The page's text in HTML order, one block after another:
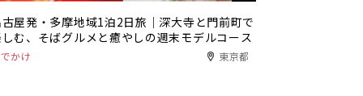
屋発・多摩地域1泊2日旅｜深大寺と門前町で
む、そばグルメと癒やしの週末モデルコース
かけ 東京都